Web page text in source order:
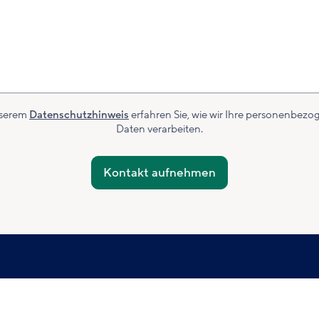
Datenschutzhinweis erfahren Sie, wie wir Ihre
Daten verarbeiten.